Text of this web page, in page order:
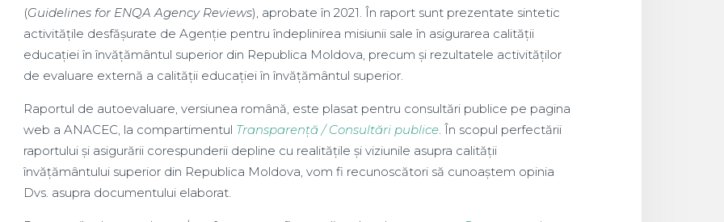
(Guidelines for ENQA Agency Reviews), aprobate în 2021. În raport sunt prezentate sintetic
activitățile desfășurate de Agenție pentru îndeplinirea misiunii sale în asigurarea calității
educației în învățământul superior din Republica Moldova, precum și rezultatele activităților
de evaluare externă a calității educației în învățământul superior.
Raportul de autoevaluare, versiunea română, este plasat pentru consultări publice pe pagina
web a ANACEC, la compartimentul Transparență / Consultări publice. În scopul perfectării
raportului și asigurării corespunderii depline cu realitățile și viziunile asupra calității
învățământului superior din Republica Moldova, vom fi recunoscători să cunoaștem opinia
Dvs. asupra documentului elaborat.